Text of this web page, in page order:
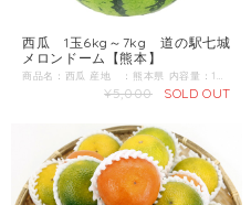
西瓜 1玉6kg～7kg 道の駅七城
メロンドーム【熊本】
¥5,000 SOLD OUT